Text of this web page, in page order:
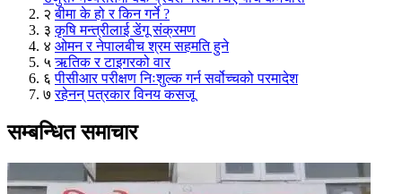
२ बीमा के हो र किन गर्ने ?
३ कृषि मन्त्रीलाई डेंगू संक्रमण
४ ओमन र नेपालबीच श्रम सहमति हुने
५ ऋतिक र टाइगरको वार
६ पीसीआर परीक्षण निःशुल्क गर्न सर्वोच्चको परमादेश
७ रहेनन् पत्रकार विनय कसजू
सम्बन्धित समाचार